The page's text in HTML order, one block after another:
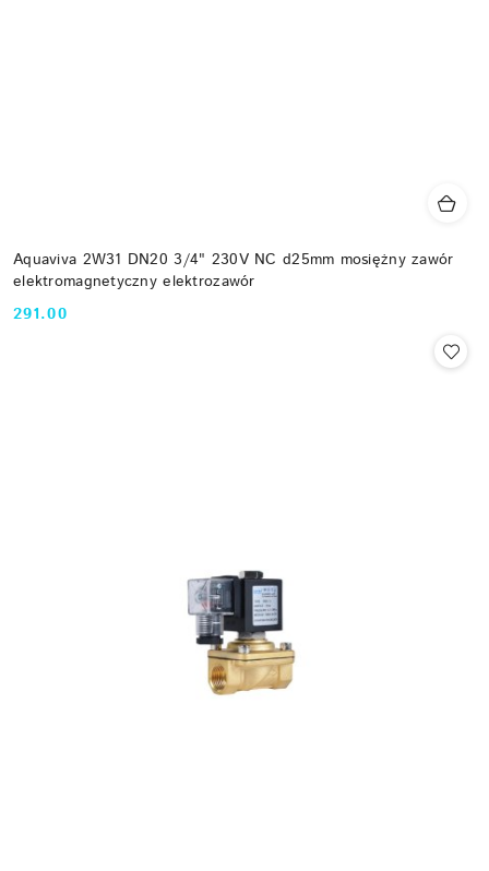
Aquaviva 2W31 DN20 3/4" 230V NC d25mm mosiężny zawór
elektromagnetyczny elektrozawór
Cena:
291.00